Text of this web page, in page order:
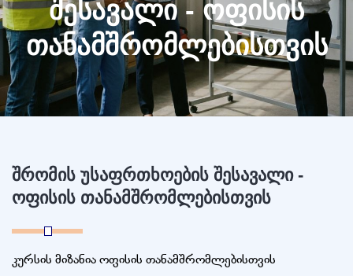
შესავალი - ოფისის
თანამშრომლებისთვის
შრომის უსაფრთხოების შესავალი -
ოფისის თანამშრომლებისთვის
კურსის მიზანია ოფისის თანამშრომლებისთვის